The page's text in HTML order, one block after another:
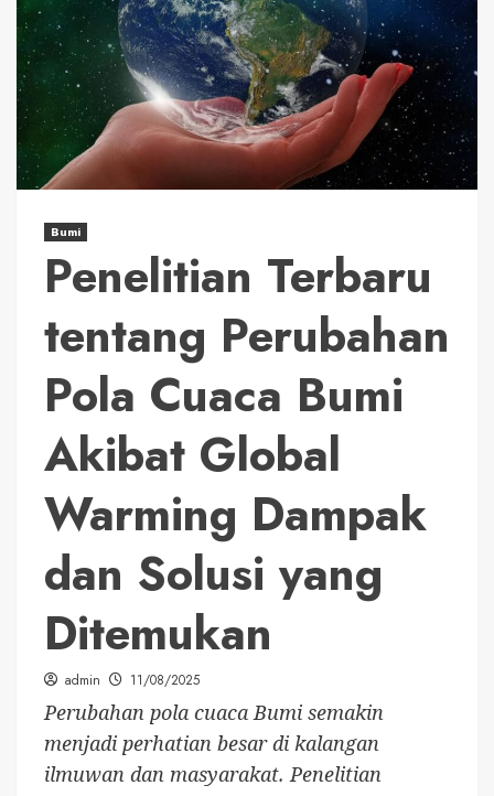
Bumi
Penelitian Terbaru
tentang Perubahan
Pola Cuaca Bumi
Akibat Global
Warming Dampak
dan Solusi yang
Ditemukan
admin 11/08/2025
Perubahan pola cuaca Bumi semakin
menjadi perhatian besar di kalangan
ilmuwan dan masyarakat. Penelitian